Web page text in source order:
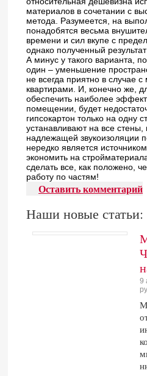
материалов в сочетании с
метода. Разумеется, на
понадобятся весьма
времени и сил вкупе с
однако полученный
А минус у такого варианта,
один – уменьшение
не всегда приятно в случае
квартирами. И, конечно же,
обеспечить наиболее
помещении, будет
гипсокартон только на одну
устанавливают на все
надлежащей звукоизоляции
нередко является
экономить на
сделать все, как положено,
работу по частям!
Оставить комментарий
Наши новые статьи:
9